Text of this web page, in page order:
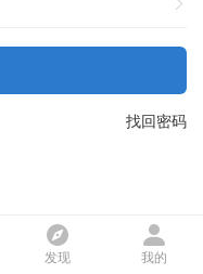
找回密码
发现 我的